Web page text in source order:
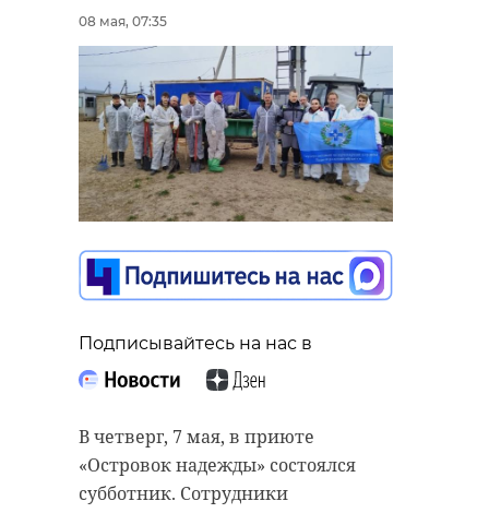
08 мая, 07:35
Подписывайтесь на нас в
В четверг, 7 мая, в приюте
«Островок надежды» состоялся
субботник. Сотрудники